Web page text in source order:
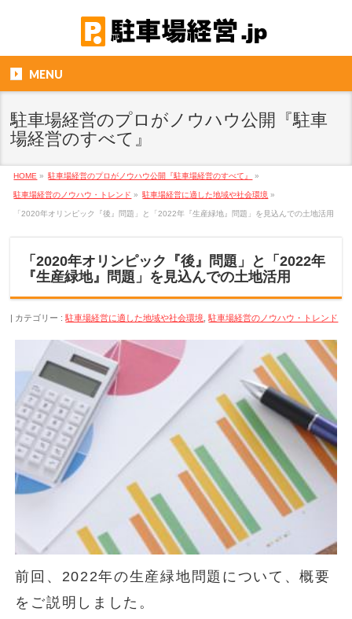
MENU
駐車場経営のプロがノウハウ公開『駐車
場経営のすべて』
HOME » 駐車場経営のプロがノウハウ公開『駐車場経営のすべて』 »
駐車場経営のノウハウ・トレンド » 駐車場経営に適した地域や社会環境 »
「2020年オリンピック『後』問題」と「2022年『生産緑地』問題」を見込んでの土地活用
「2020年オリンピック『後』問題」と「2022年
『生産緑地』問題」を見込んでの土地活用
カテゴリー :駐車場経営に適した地域や社会環境 ,駐車場経営のノウハウ・トレンド
前回、2022年の生産緑地問題について、概要
をご説明しました。